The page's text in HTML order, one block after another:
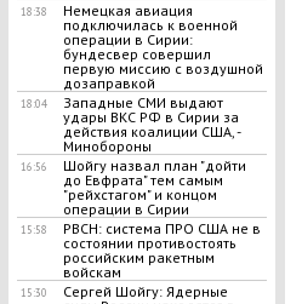
18:38
Немецкая авиация
подключилась к военной
операции в Сирии:
бундесвер совершил
первую миссию с воздушной
дозаправкой
18:04
Западные СМИ выдают
удары ВКС РФ в Сирии за
действия коалиции США, -
Минобороны
16:56
Шойгу назвал план "дойти
до Евфрата" тем самым
"рейхстагом" и концом
операции в Сирии
15:58
РВСН: система ПРО США не в
состоянии противостоять
российским ракетным
войскам
15:30
Сергей Шойгу: Ядерные